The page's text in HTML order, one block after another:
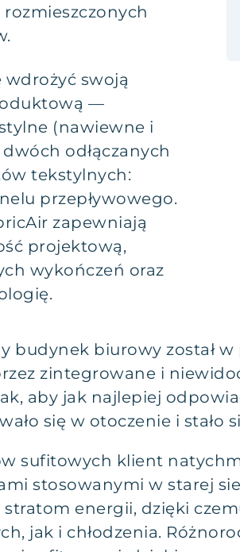
wdrożyć swoją
—
(nawiewne i
odłączanych
tekstylnych:
przepływowego.
zapewniają
projektową,
wykończeń oraz
budynek biurowy został
zintegrowane i
aby jak najlepiej
się w otoczenie i stało
sufitowych klient
stosowanymi w starej
energii, dzięki
jak i chłodzenia.